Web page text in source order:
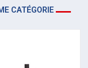
CATÉGORIE